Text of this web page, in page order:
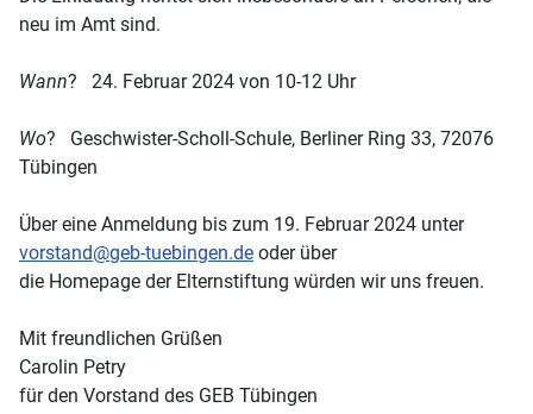
neu im Amt sind.
Wann? 24. Februar 2024 von 10-12 Uhr
Wo? Geschwister-Scholl-Schule, Berliner Ring 33, 72076
Tübingen
Über eine Anmeldung bis zum 19. Februar 2024 unter
vorstand@geb-tuebingen.de oder über
die Homepage der Elternstiftung würden wir uns freuen.
Mit freundlichen Grüßen
Carolin Petry
für den Vorstand des GEB Tübingen